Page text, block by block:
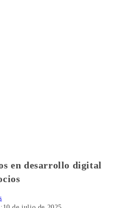
en desarrollo digital